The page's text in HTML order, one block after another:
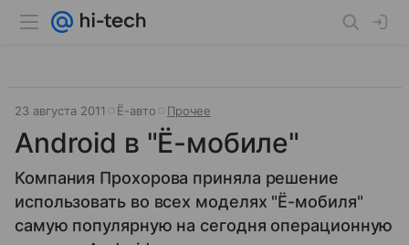
23 августа 2011 Ё-авто Прочее
Android в "Ё-мобиле"
Компания Прохорова приняла решение
использовать во всех моделях "Ё-мобиля"
самую популярную на сегодня операционную